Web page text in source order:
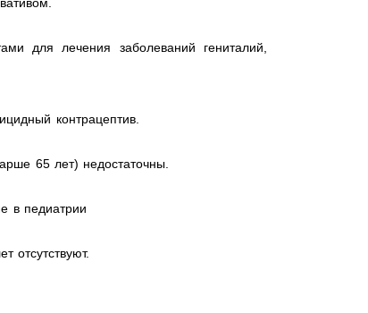
для лечения заболеваний гениталий,
контрацептив.
65 лет) недостаточны.
в педиатрии
отсутствуют.